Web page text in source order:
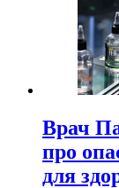
Врач
про
для